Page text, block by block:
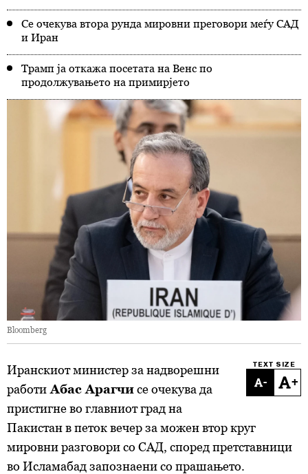
Се очекува втора рунда мировни преговори меѓу САД
и Иран
Трамп ја откажа посетата на Венс по
продолжувањето на примирјето
Bloomberg
TEXT SIZE
- +
Иранскиот министер за надворешни
работи Абас Арагчисе очекува да
пристигне во главниот град на
Пакистан в петок вечер за можен втор круг
мировни разговори со САД, според претставници
во Исламабад запознаени со прашањето.